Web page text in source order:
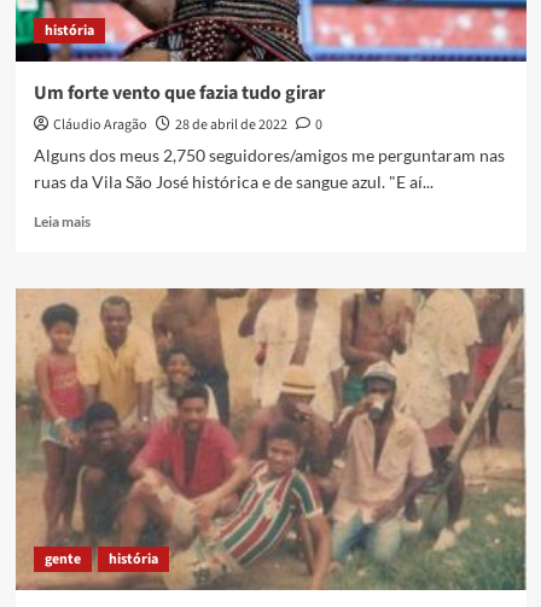
histórico
da
cidade
história
Um forte vento que fazia tudo girar
Cláudio Aragão 28 de abril de 2022
0
Alguns dos meus 2,750 seguidores/amigos me perguntaram nas
ruas da Vila São José histórica e de sangue azul. "E aí...
Leia maisRead
Um
forte
vento
que
fazia
tudo
girar
gente história